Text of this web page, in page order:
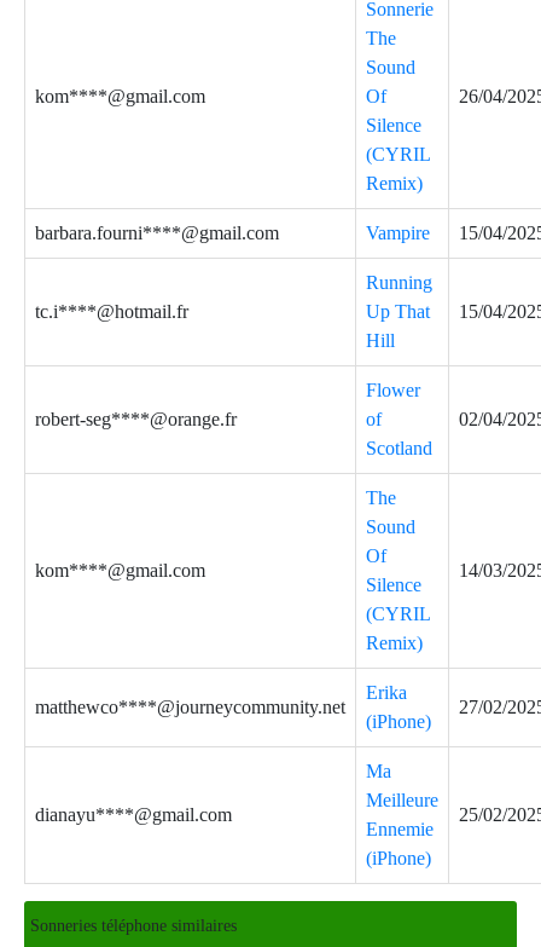
kom****@gmail.com
Sonnerie
The
Sound
Of
Silence
(CYRIL
Remix)
26/04/
barbara.fourni****@gmail.com Vampire 15/04/
tc.i****@hotmail.fr
Running
Up That
Hill
15/04/
robert-seg****@orange.fr
Flower
of
Scotland
02/04/
kom****@gmail.com
The
Sound
Of
Silence
(CYRIL
Remix)
14/03/
matthewco****@journeycommunity.net
Erika
(iPhone)
27/02/
dianayu****@gmail.com
Ma
Meilleure
Ennemie
(iPhone)
25/02/
Sonneries téléphone similaires